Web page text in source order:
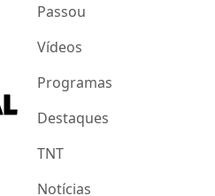
Passou
Vídeos
Programas
Destaques
TNT
Notícias